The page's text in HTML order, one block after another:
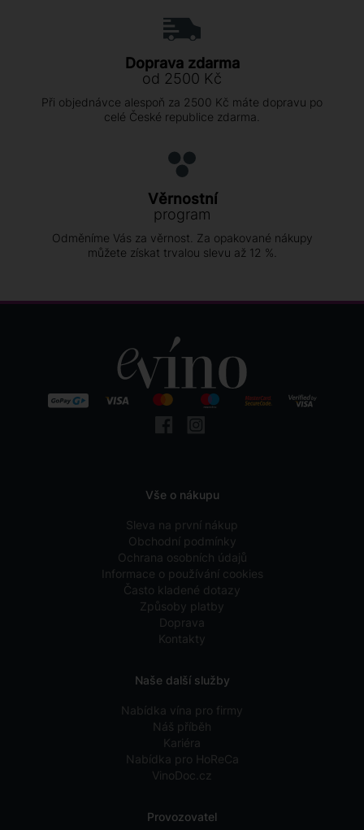
Doprava zdarma
od 2500 Kč
Při objednávce alespoň za 2500 Kč máte dopravu po
celé České republice zdarma.
Věrnostní
program
Odměníme Vás za věrnost. Za opakované nákupy
můžete získat trvalou slevu až 12 %.
Vše o nákupu
Sleva na první nákup
Obchodní podmínky
Ochrana osobních údajů
Informace o používání cookies
Často kladené dotazy
Způsoby platby
Doprava
Kontakty
Naše další služby
Nabídka vína pro firmy
Náš příběh
Kariéra
Nabídka pro HoReCa
VinoDoc.cz
Provozovatel